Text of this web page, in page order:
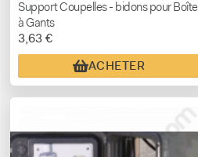
Support Coupelles - bidons pour Boîte
à Gants
3,63 €
ACHETER